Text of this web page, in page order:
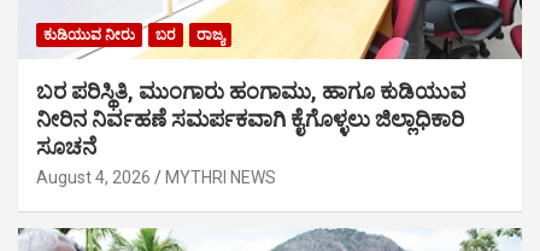
ಕುಡಿಯುವ ನೀರು ಬರ ರಾಜ್ಯ
ಬರ ಪರಿಸ್ಥಿತಿ, ಮುಂಗಾರು ಹಂಗಾಮು, ಹಾಗೂ ಕುಡಿಯುವ
ನೀರಿನ ನಿರ್ವಹಣೆ ಸಮರ್ಪಕವಾಗಿ ಕೈಗೊಳ್ಳಲು ಜಿಲ್ಲಾಧಿಕಾರಿ
ಸೂಚನೆ
August 4, 2026 MYTHRI NEWS